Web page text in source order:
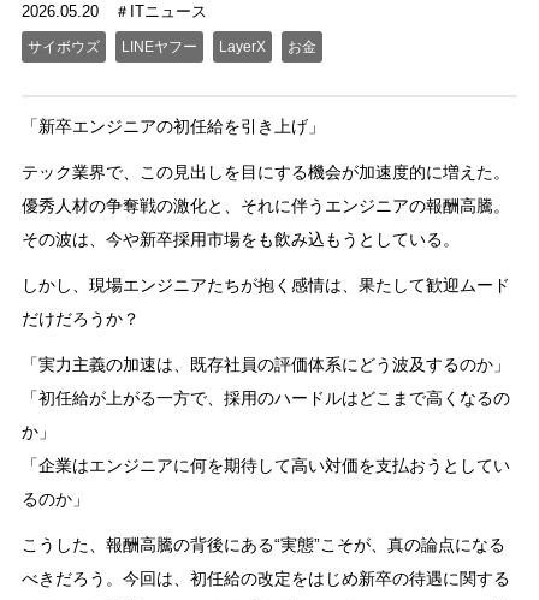
2026.05.20 ITニュース
サイボウズ LINEヤフー LayerX お金
「新卒エンジニアの初任給を引き上げ」
テック業界で、この見出しを目にする機会が加速度的に増えた。
優秀人材の争奪戦の激化と、それに伴うエンジニアの報酬高騰。
その波は、今や新卒採用市場をも飲み込もうとしている。
しかし、現場エンジニアたちが抱く感情は、果たして歓迎ムード
だけだろうか？
「実力主義の加速は、既存社員の評価体系にどう波及するのか」
「初任給が上がる一方で、採用のハードルはどこまで高くなるの
か」
「企業はエンジニアに何を期待して高い対価を支払おうとしてい
るのか」
こうした、報酬高騰の背後にある“実態”こそが、真の論点になる
べきだろう。今回は、初任給の改定をはじめ新卒の待遇に関する